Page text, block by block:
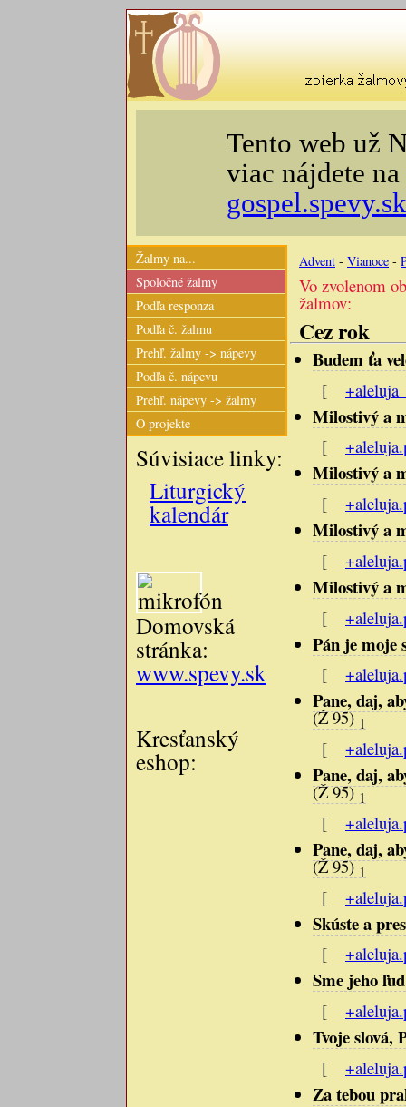
Tento web už
viac nájdete
Advent - Vianoce -
Vo zvolenom
žalmov:
Cez rok
Budem ťa
[
Milostivý a
[
Milostivý a
[
Milostivý a
[
Milostivý a
[
Pán je moje
[
Pane, daj,
(Ž 95)1
[
Pane, daj,
(Ž 95)1
[
Pane, daj,
(Ž 95)1
[
Skúste a
[
Sme jeho
[
Tvoje slová,
[
Za tebou
Žalmy na...
Spoločné žalmy
Podľa responza
Podľa č. žalmu
Prehľ. žalmy -> nápevy
Podľa č. nápevu
Prehľ. nápevy -> žalmy
O projekte
Súvisiace linky:
Liturgický
kalendár
Domovská
stránka:
www.spevy.sk
Kresťanský
eshop: